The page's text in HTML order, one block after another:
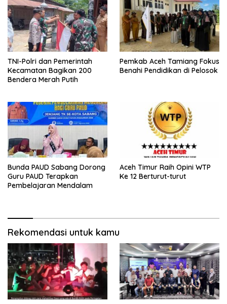
TNI-Polri dan Pemerintah
Kecamatan Bagikan 200
Bendera Merah Putih
Pemkab Aceh Tamiang Fokus
Benahi Pendidikan di Pelosok
Bunda PAUD Sabang Dorong
Guru PAUD Terapkan
Pembelajaran Mendalam
Aceh Timur Raih Opini WTP
Ke 12 Berturut-turut
Rekomendasi untuk kamu